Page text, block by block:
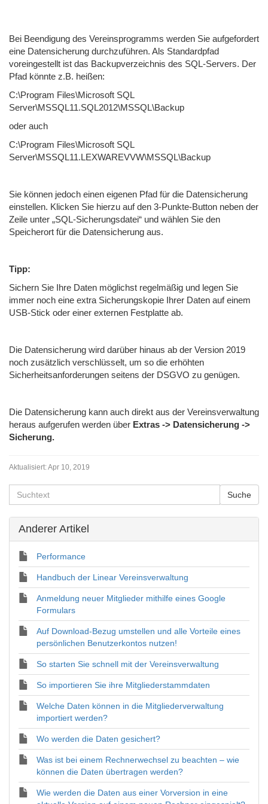
Bei Beendigung des Vereinsprogramms werden Sie aufgefordert
eine Datensicherung durchzuführen. Als Standardpfad
voreingestellt ist das Backupverzeichnis des SQL-Servers. Der
Pfad könnte z.B. heißen:
C:\Program Files\Microsoft SQL
Server\MSSQL11.SQL2012\MSSQL\Backup
oder auch
C:\Program Files\Microsoft SQL
Server\MSSQL11.LEXWAREVVW\MSSQL\Backup
Sie können jedoch einen eigenen Pfad für die Datensicherung
einstellen. Klicken Sie hierzu auf den 3-Punkte-Button neben der
Zeile unter „SQL-Sicherungsdatei“ und wählen Sie den
Speicherort für die Datensicherung aus.
Tipp:
Sichern Sie Ihre Daten möglichst regelmäßig und legen Sie
immer noch eine extra Sicherungskopie Ihrer Daten auf einem
USB-Stick oder einer externen Festplatte ab.
Die Datensicherung wird darüber hinaus ab der Version 2019
noch zusätzlich verschlüsselt, um so die erhöhten
Sicherheitsanforderungen seitens der DSGVO zu genügen.
Die Datensicherung kann auch direkt aus der Vereinsverwaltung
heraus aufgerufen werden über Extras -> Datensicherung ->
Sicherung.
Aktualisiert:Apr 10, 2019
Anderer Artikel
Performance
Handbuch der Linear Vereinsverwaltung
Anmeldung neuer Mitglieder mithilfe eines Google
Formulars
Auf Download-Bezug umstellen und alle Vorteile eines
persönlichen Benutzerkontos nutzen!
So starten Sie schnell mit der Vereinsverwaltung
So importieren Sie ihre Mitgliederstammdaten
Welche Daten können in die Mitgliederverwaltung
importiert werden?
Wo werden die Daten gesichert?
Was ist bei einem Rechnerwechsel zu beachten – wie
können die Daten übertragen werden?
Wie werden die Daten aus einer Vorversion in eine